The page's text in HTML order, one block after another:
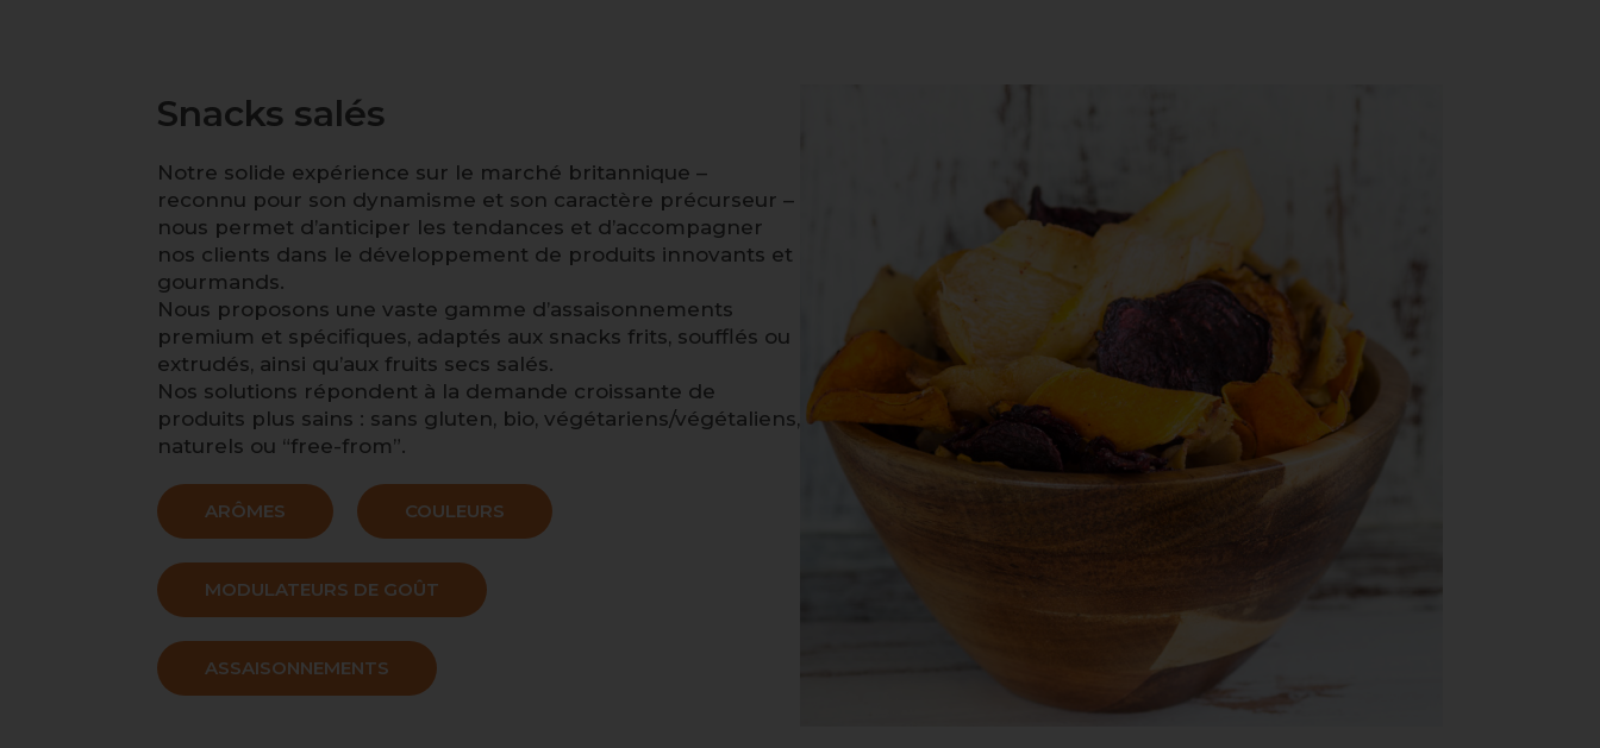
Snacks salés
Notre solide expérience sur le marché britannique –
reconnu pour son dynamisme et son caractère précurseur –
nous permet d’anticiper les tendances et d’accompagner
nos clients dans le développement de produits innovants et
gourmands.
Nous proposons une vaste gamme d’assaisonnements
premium et spécifiques, adaptés aux snacks frits, soufflés ou
extrudés, ainsi qu’aux fruits secs salés.
Nos solutions répondent à la demande croissante de
produits plus sains : sans gluten, bio, végétariens/végétaliens,
naturels ou “free-from”.
ARÔMES COULEURS
MODULATEURS DE GOÛT
ASSAISONNEMENTS